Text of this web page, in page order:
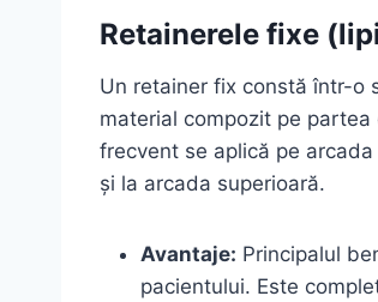
Retainerele fixe
Un retainer fix constă într-o
material compozit pe
frecvent se aplică pe
și la arcada superioară.
Avantaje: Principalul
pacientului. Este